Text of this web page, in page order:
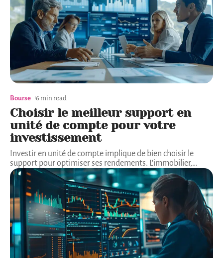
Bourse 6 min read
Choisir le meilleur support en
unité de compte pour votre
investissement
Investir en unité de compte implique de bien choisir le
support pour optimiser ses rendements. L'immobilier,…